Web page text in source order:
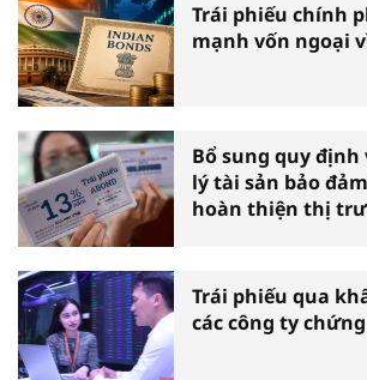
Trái phiếu chính
mạnh vốn ngoại
Bổ sung quy định
lý tài sản bảo
hoàn thiện thị
Trái phiếu qua
các công ty